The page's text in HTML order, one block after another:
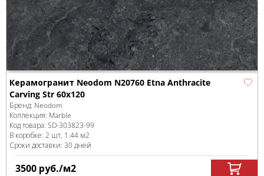
Керамогранит Neodom N20760 Etna Anthracite
Carving Str 60x120
Бренд: Neodom
Коллекция: Marble
Код товара: SD-303823-99
В коробке: 2 шт, 1.44 м2
Сроки доставки: 30 дней
3500 руб./м2